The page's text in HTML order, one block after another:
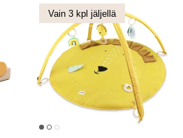
Vain 3 kpl jäljellä